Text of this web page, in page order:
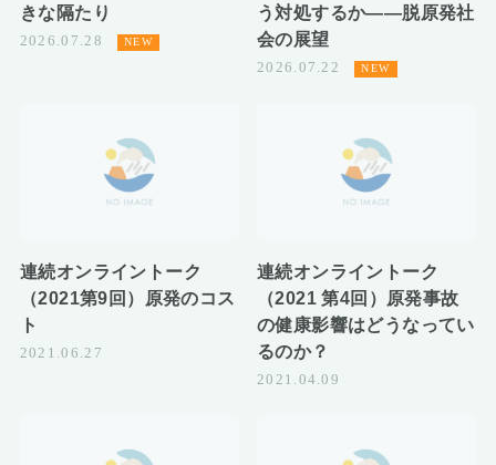
きな隔たり
2026.07.28
う対処するか――脱原発社
会の展望
2026.07.22
連続オンライントーク
（2021第9回）原発のコス
ト
2021.06.27
連続オンライントーク
（2021 第4回）原発事故
の健康影響はどうなってい
るのか？
2021.04.09